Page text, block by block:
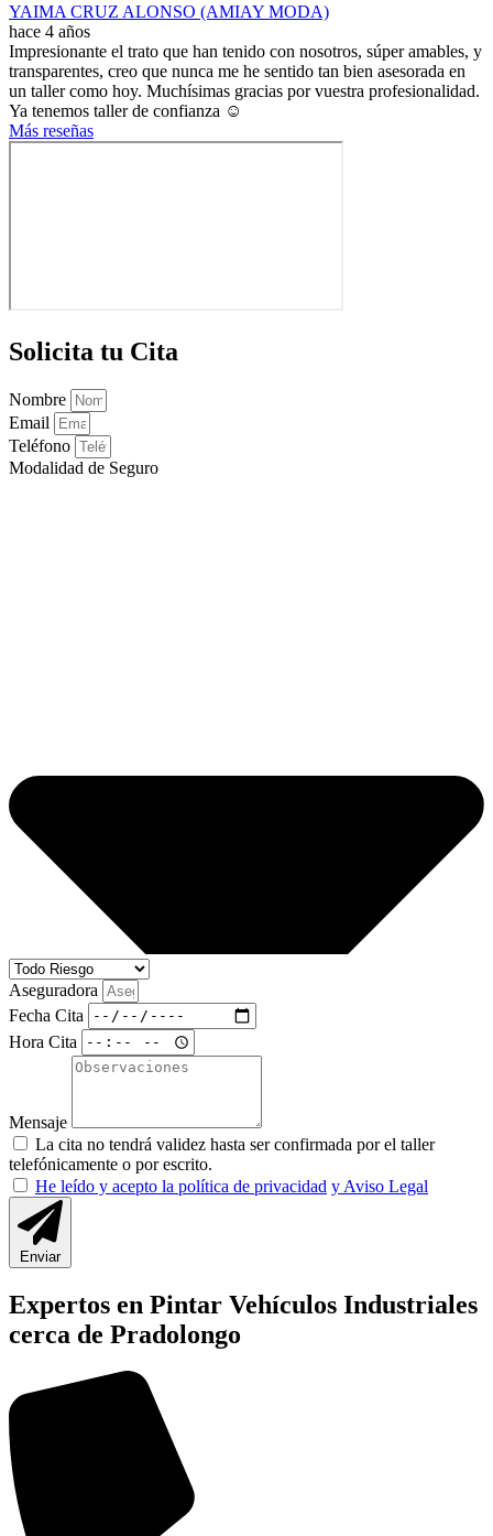
YAIMA CRUZ ALONSO (AMIAY MODA)
hace 4 años
Impresionante el trato que han tenido con nosotros, súper amables, y
transparentes, creo que nunca me he sentido tan bien asesorada en
un taller como hoy. Muchísimas gracias por vuestra profesionalidad.
Ya tenemos taller de confianza ☺️
Más reseñas
Solicita tu Cita
Nombre
Email
Teléfono
Modalidad de Seguro
Aseguradora
Fecha Cita
Hora Cita
Mensaje
La cita no tendrá validez hasta ser confirmada por el taller
telefónicamente o por escrito.
He leído y acepto la política de privacidad y Aviso Legal
Enviar
Expertos en Pintar Vehículos Industriales
cerca de Pradolongo